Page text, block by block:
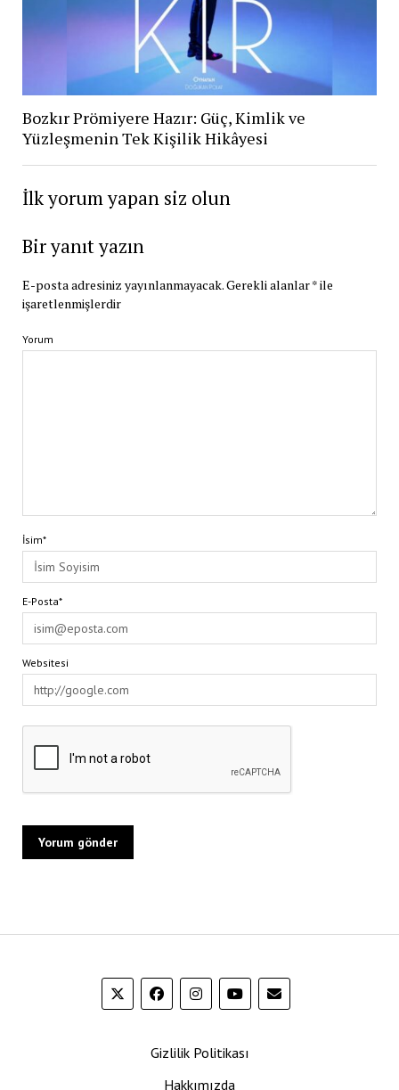
Bozkır Prömiyere Hazır: Güç, Kimlik ve
Yüzleşmenin Tek Kişilik Hikâyesi
İlk yorum yapan siz olun
Bir yanıt yazın
E-posta adresiniz yayınlanmayacak.Gerekli alanlar*ile
işaretlenmişlerdir
Yorum
İsim*
E-Posta*
Websitesi
Gizlilik Politikası
Hakkımızda